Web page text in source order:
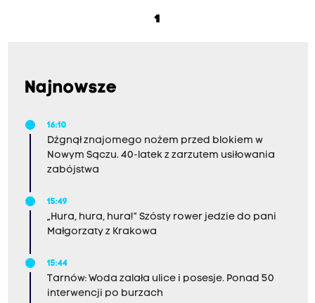
konstruktywna grupa rówieśnicza. Jeżeli w życiu
sensu to próbą poradzenia sobie z tym
chemiczne, poszukiwanie czegoś, co tę pustkę
wypełni - mówią w rozmowie z Sylwią Paszkowską
Tomasz Gubała (prezes Fundacji Archezja) i dr
Logoterapii).
1
Najnowsze
16:10
Dźgnął znajomego nożem przed blokiem w
Nowym Sączu. 40-latek z zarzutem usiłowania
zabójstwa
15:49
„Hura, hura, hura!” Szósty rower jedzie do pani
Małgorzaty z Krakowa
15:44
Tarnów: Woda zalała ulice i posesje. Ponad 50
interwencji po burzach